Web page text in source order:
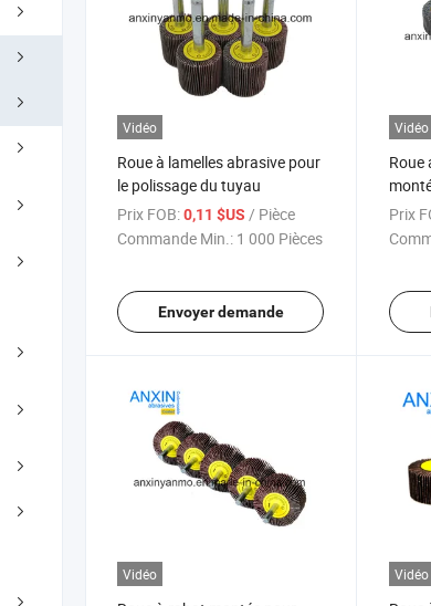
Vidéo
Roue à lamelles abrasive pour
le polissage du tuyau
Prix FOB:0,11 $US / Pièce
Commande Min.: 1 000 Pièces
Envoyer demande
Vidéo
Roue
a/O
Prix
Vidéo Vidéo